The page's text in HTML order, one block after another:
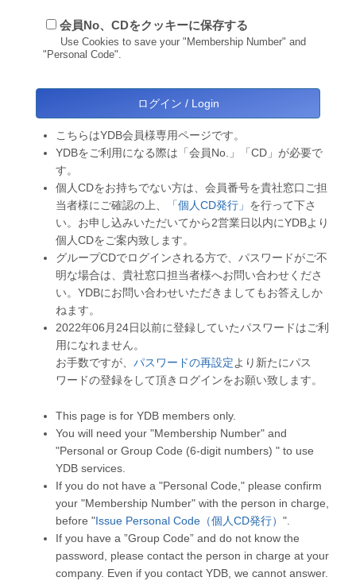
会員No、CDをクッキーに保存する
Use Cookies to save your "Membership Number" and
"Personal Code".
こちらはYDB会員様専用ページです。
YDBをご利用になる際は「会員No.」「CD」が必要で
す。
個人CDをお持ちでない方は、会員番号を貴社窓口ご担
当者様にご確認の上、
「個人CD発行」 を行って下さ
い。お申し込みいただいてから2営業日以内にYDBより
個人CDをご案内致します。
グループCDでログインされる方で、パスワードがご不
明な場合は、貴社窓口担当者様へお問い合わせくださ
い。YDBにお問い合わせいただきましてもお答えしか
ねます。
2022年06月24日以前に登録していたパスワードはご利
用になれません。
お手数ですが、 パスワードの再設定より新たにパス
ワードの登録をして頂きログインをお願い致します。
This page is for YDB members only.
You will need your "Membership Number" and
"Personal or Group Code (6-digit numbers) " to use
YDB services.
If you do not have a "Personal Code," please confirm
your "Membership Number" with the person in charge,
before "Issue Personal Code（個人CD発行） ".
If you have a ”Group Code” and do not know the
password, please contact the person in charge at your
company. Even if you contact YDB, we cannot answer.